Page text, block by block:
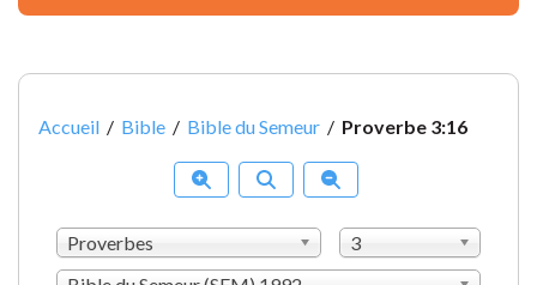
Accueil / Bible / Bible du Semeur / Proverbe 3:16
Proverbes
3